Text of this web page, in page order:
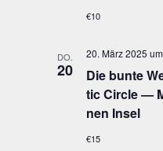
€10
DO.
20
Die bun­te
tic Cir­cle —
nen Insel
20. März 2025
€15